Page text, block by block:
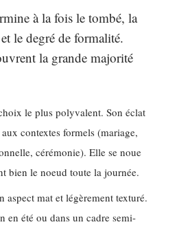
à la fois le tombé, la
le degré de formalité.
la grande majorité
le plus polyvalent. Son éclat
contextes formels (mariage,
cérémonie). Elle se noue
bien le noeud toute la journée.
aspect mat et légèrement texturé.
en été ou dans un cadre semi-